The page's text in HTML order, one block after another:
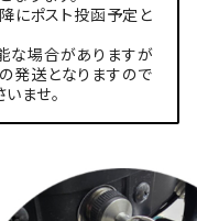
にポスト投函予定と
な場合がありますが
発送となりますので
ませ。